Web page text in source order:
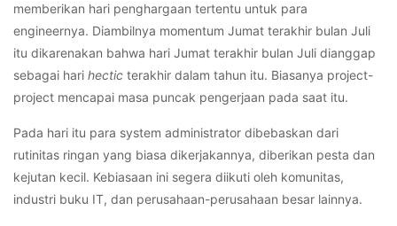
memberikan hari penghargaan tertentu untuk para
engineernya. Diambilnya momentum Jumat terakhir bulan Juli
itu dikarenakan bahwa hari Jumat terakhir bulan Juli dianggap
sebagai hari hectic terakhir dalam tahun itu. Biasanya project-
project mencapai masa puncak pengerjaan pada saat itu.
Pada hari itu para system administrator dibebaskan dari
rutinitas ringan yang biasa dikerjakannya, diberikan pesta dan
kejutan kecil. Kebiasaan ini segera diikuti oleh komunitas,
industri buku IT, dan perusahaan-perusahaan besar lainnya.